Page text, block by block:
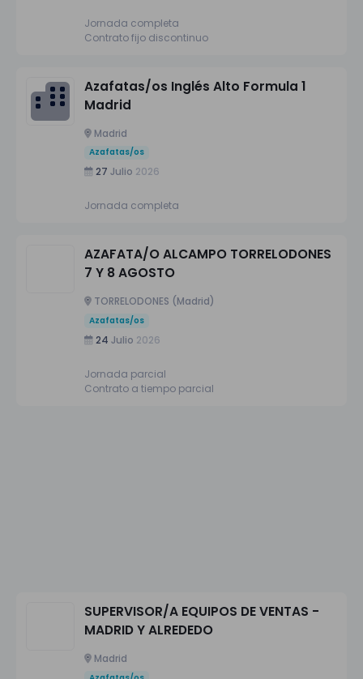
Jornada completa
Contrato fijo discontinuo
Azafatas/os Inglés Alto Formula 1
Madrid
Madrid
Azafatas/os
27 Julio 2026
Jornada completa
AZAFATA/O ALCAMPO TORRELODONES
7 Y 8 AGOSTO
TORRELODONES (Madrid)
Azafatas/os
24 Julio 2026
Jornada parcial
Contrato a tiempo parcial
SUPERVISOR/A EQUIPOS DE VENTAS -
MADRID Y ALREDEDO
Madrid